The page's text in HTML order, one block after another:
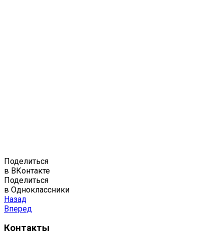
Поделиться
в ВКонтакте
Поделиться
в Одноклассники
Назад
Вперед
Контакты